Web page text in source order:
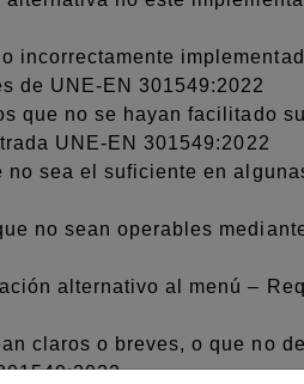
incorrectamente
de UNE-EN 301549:2022
que no se hayan facilitado
UNE-EN 301549:2022
no sea el suficiente en
no sean operables
alternativo al menú –
claros o breves, o que no